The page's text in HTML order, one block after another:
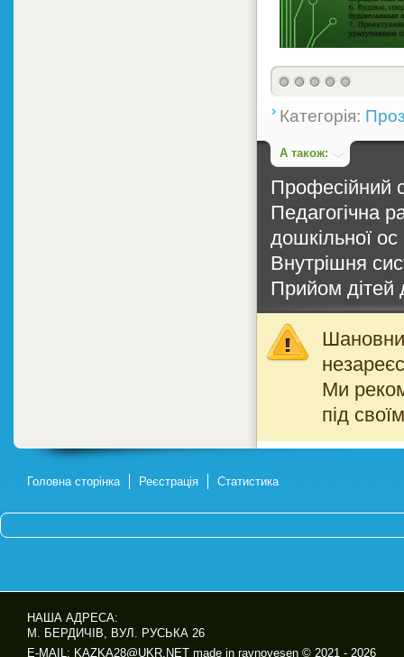
Категорія:
А також:
Професійний
Педагогічна
дошкільної ос
Внутрішня
Прийом дітей
Ми
під
Головна сторінка Реєстрація Статистика
НАША АДРЕСА:
М. БЕРДИЧІВ, ВУЛ. РУСЬКА 26
E-MAIL: KAZKA28@UKR.NET made in ravnovesen © 2021 - 2026